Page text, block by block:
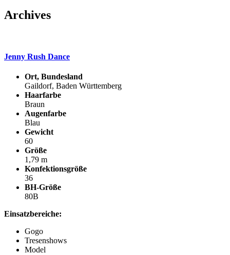
Archives
Jenny Rush Dance
Ort, Bundesland
Gaildorf, Baden Württemberg
Haarfarbe
Braun
Augenfarbe
Blau
Gewicht
60
Größe
1,79 m
Konfektionsgröße
36
BH-Größe
80B
Einsatzbereiche:
Gogo
Tresenshows
Model